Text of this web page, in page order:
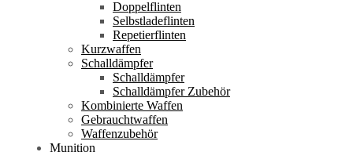
Doppelflinten
Selbstladeflinten
Repetierflinten
Kurzwaffen
Schalldämpfer
Schalldämpfer
Schalldämpfer Zubehör
Kombinierte Waffen
Gebrauchtwaffen
Waffenzubehör
Munition